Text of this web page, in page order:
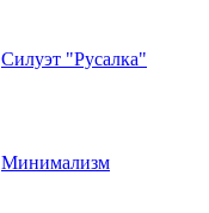
Силуэт "Русалка"
Минимализм